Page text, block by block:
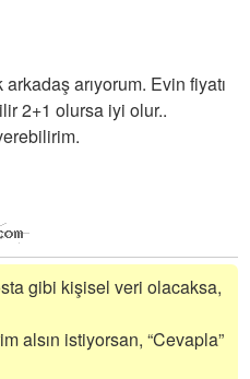
arıyorum. Evin fiyatı
2+1 olursa iyi olur..
gibi kişisel veri olacaksa,
alsın istiyorsan, “Cevapla”